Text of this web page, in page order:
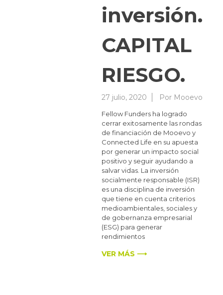
inversión.
CAPITAL
RIESGO.
27 julio, 2020 Por Mooevo
Fellow Funders ha logrado
cerrar exitosamente las rondas
de financiación de Mooevo y
Connected Life en su apuesta
por generar un impacto social
positivo y seguir ayudando a
salvar vidas. La inversión
socialmente responsable (ISR)
es una disciplina de inversión
que tiene en cuenta criterios
medioambientales, sociales y
de gobernanza empresarial
(ESG) para generar
rendimientos
VER MÁS ⟶